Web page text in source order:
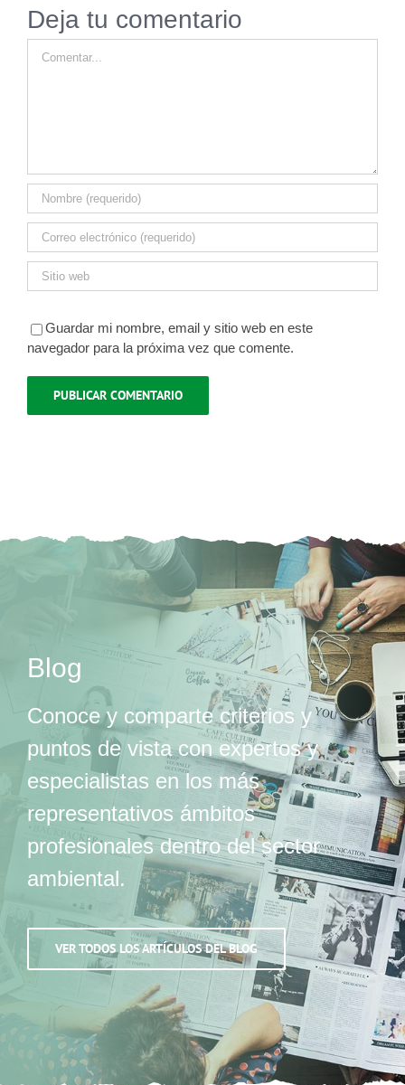
Deja tu comentario
Guardar mi nombre, email y sitio web en este
navegador para la próxima vez que comente.
Blog
Conoce y comparte criterios y
puntos de vista con expertos y
especialistas en los más
representativos ámbitos
profesionales dentro del sector
ambiental.
VER TODOS LOS ARTÍCULOS DEL BLOG